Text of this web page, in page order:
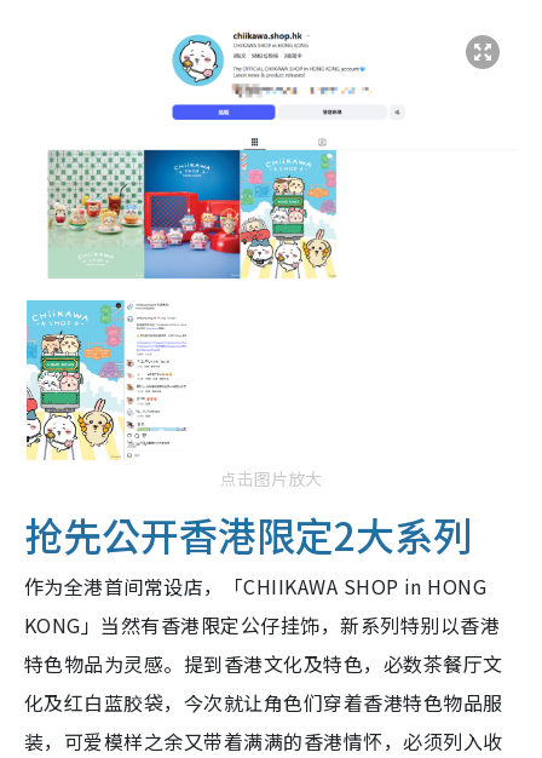
点击图片放大
抢先公开香港限定2大系列
作为全港首间常设店，「CHIIKAWA SHOP in HONG
KONG」当然有香港限定公仔挂饰，新系列特别以香港
特色物品为灵感。提到香港文化及特色，必数茶餐厅文
化及红白蓝胶袋，今次就让角色们穿着香港特色物品服
装，可爱模样之余又带着满满的香港情怀，必须列入收